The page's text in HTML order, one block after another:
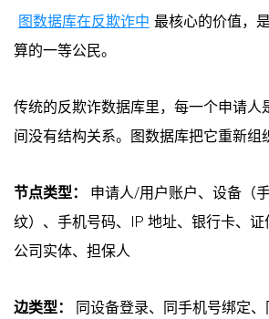
图数据库在反欺诈中 最核心的价值，
算的一等公民。
传统的反欺诈数据库里，每一个申请人
间没有结构关系。图数据库把它重新组
节点类型：
申请人/用户账户、设备（
纹）、手机号码、IP 地址、银行卡、证
公司实体、担保人
边类型：
同设备登录、同手机号绑定